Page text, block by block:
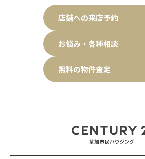
店舗への来店予約
お悩み・各種相談
無料の物件査定